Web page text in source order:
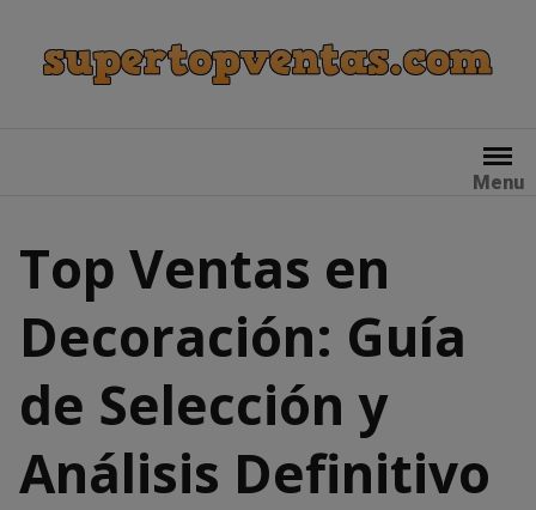
content
Menu
Top Ventas en
Decoración: Guía
de Selección y
Análisis Definitivo